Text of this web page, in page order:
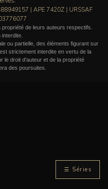
☰ Séries
| APE 7420Z | URSSAF
de leurs auteurs respectifs.
ou partielle, des éléments figurant sur
strictement interdite en vertu de la
le droit d'auteur et de la propriété
des poursuites.